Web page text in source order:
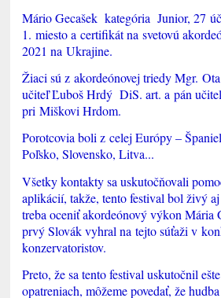
Mário Gecašek kategória Junior, 27
1. miesto a certifikát na svetovú
2021 na Ukrajine.
Žiaci sú z akordeónovej triedy Mgr.
učiteľ Ľuboš Hrdý DiS. art. a pán
pri Miškovi Hrdom.
Porotcovia boli z celej Európy –
Poľsko, Slovensko, Litva...
Všetky kontakty sa uskutočňovali
aplikácií, takže, tento festival bol živý
treba oceniť akordeónový výkon Mária
prvý Slovák vyhral na tejto súťaži v
konzervatoristov.
Preto, že sa tento festival uskutočnil
opatreniach, môžeme povedať, že